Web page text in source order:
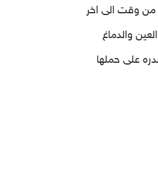
وقت الى اخر
والدماغ
على حملها